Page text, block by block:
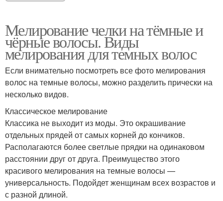
Мелирование челки на тёмные и
чёрные волосы. Виды
мелирования для темных волос
Если внимательно посмотреть все фото мелирования
волос на темные волосы, можно разделить прически на
несколько видов.
Классическое мелирование
Классика не выходит из моды. Это окрашивание
отдельных прядей от самых корней до кончиков.
Располагаются более светлые прядки на одинаковом
расстоянии друг от друга. Преимущество этого
красивого мелирования на темные волосы —
универсальность. Подойдет женщинам всех возрастов и
с разной длиной.